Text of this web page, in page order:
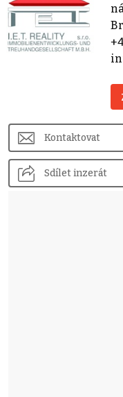
Kontaktovat
Sdílet inzerát